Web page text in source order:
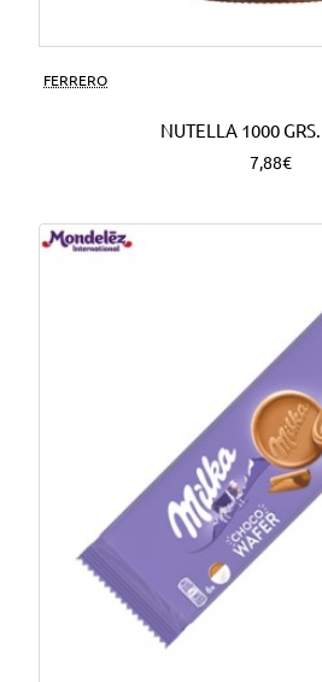
FERRERO
NUTELLA 1000
7,88€